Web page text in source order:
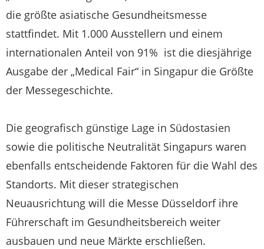
die größte asiatische Gesundheitsmesse
stattfindet. Mit 1.000 Ausstellern und einem
internationalen Anteil von 91% ist die diesjährige
Ausgabe der „Medical Fair“ in Singapur die Größte
der Messegeschichte.
Die geografisch günstige Lage in Südostasien
sowie die politische Neutralität Singapurs waren
ebenfalls entscheidende Faktoren für die Wahl des
Standorts. Mit dieser strategischen
Neuausrichtung will die Messe Düsseldorf ihre
Führerschaft im Gesundheitsbereich weiter
ausbauen und neue Märkte erschließen.